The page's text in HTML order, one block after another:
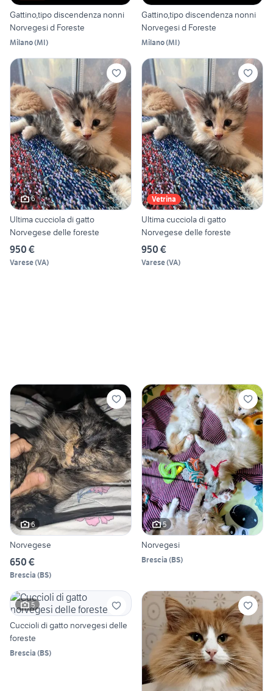
Gattino,tipo discendenza nonni
Norvegesi d Foreste
Milano(MI)
Gattino,tipo discendenza nonni
Norvegesi d Foreste
Milano(MI)
6
Ultima cucciola di gatto
Norvegese delle foreste
950 €
Varese(VA)
Vetrina
Ultima cucciola di gatto
Norvegese delle foreste
950 €
Varese(VA)
6
Norvegese
650 €
Brescia (BS)
5
Norvegesi
Brescia (BS)
5
Cuccioli di gatto norvegesi delle
foreste
Brescia (BS)